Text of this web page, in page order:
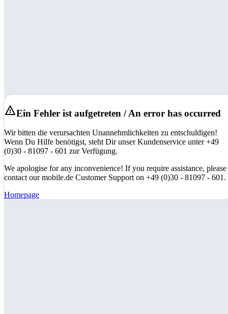
Ein Fehler ist aufgetreten / An error has occurred
Wir bitten die verursachten Unannehmlichkeiten zu entschuldigen!
Wenn Du Hilfe benötigst, steht Dir unser Kundenservice unter +49
(0)30 - 81097 - 601 zur Verfügung.
We apologise for any inconvenience! If you require assistance, please
contact our mobile.de Customer Support on +49 (0)30 - 81097 - 601.
Homepage